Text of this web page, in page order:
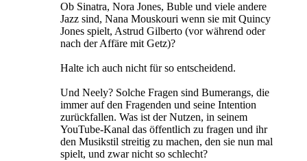
Ob Sinatra, Nora Jones, Buble und viele andere
Jazz sind, Nana Mouskouri wenn sie mit Quincy
Jones spielt, Astrud Gilberto (vor während oder
nach der Affäre mit Getz)?
Halte ich auch nicht für so entscheidend.
Und Neely? Solche Fragen sind Bumerangs, die
immer auf den Fragenden und seine Intention
zurückfallen. Was ist der Nutzen, in seinem
YouTube-Kanal das öffentlich zu fragen und ihr
den Musikstil streitig zu machen, den sie nun mal
spielt, und zwar nicht so schlecht?